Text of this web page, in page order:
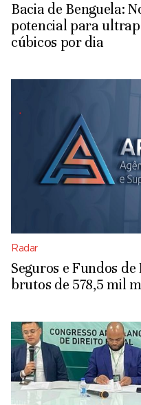
Bacia de Benguela:
potencial para
cúbicos por dia
Radar
Seguros e Fundos
brutos de 578,5 mil